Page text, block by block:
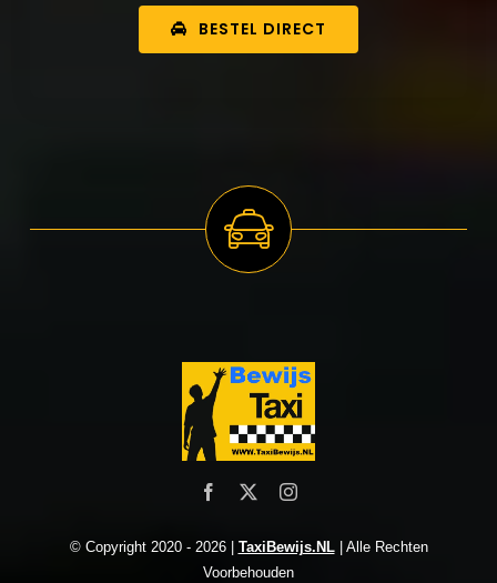
BESTEL DIRECT
© Copyright 2020 - 2026 | TaxiBewijs.NL| Alle Rechten
Voorbehouden